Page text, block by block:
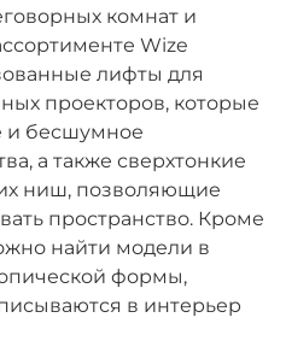
комнат и
Wize
лифты для
проекторов, которые
и бесшумное
а также сверхтонкие
ниш, позволяющие
пространство. Кроме
найти модели в
формы,
в интерьер